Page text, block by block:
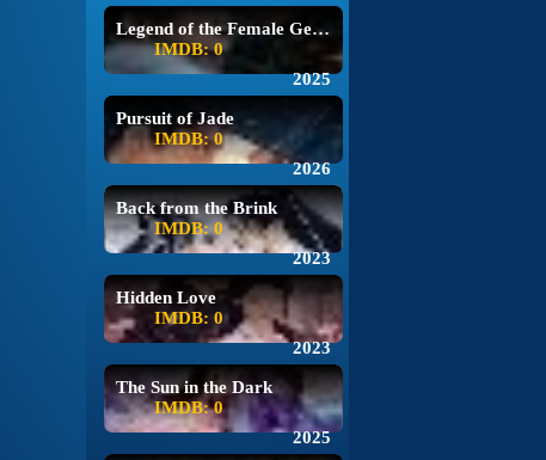
Legend of the Female General
IMDB: 0
2025
Pursuit of Jade
IMDB: 0
2026
Back from the Brink
IMDB: 0
2023
Hidden Love
IMDB: 0
2023
The Sun in the Dark
IMDB: 0
2025